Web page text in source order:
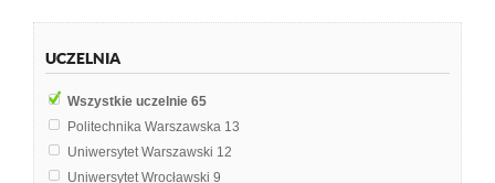
Analiza chemiczna biomoleku
UCZELNIA
Wszystkie uczelnie 65
Politechnika Warszawska 13
Uniwersytet Warszawski 12
Uniwersytet Wrocławski 9